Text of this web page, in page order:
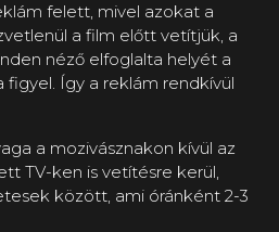
felett, mivel azokat a
a film előtt vetítjük, a
néző elfoglalta helyét a
figyel. Így a reklám rendkívül
a mozivásznakon kívül az
TV-ken is vetítésre kerül,
között, ami óránként 2-3